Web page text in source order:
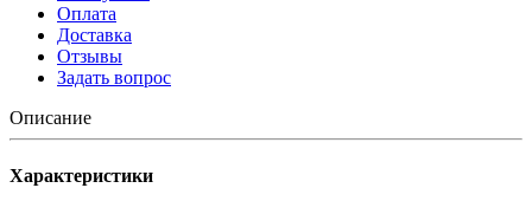
Оплата
Доставка
Отзывы
Задать вопрос
Описание
Характеристики